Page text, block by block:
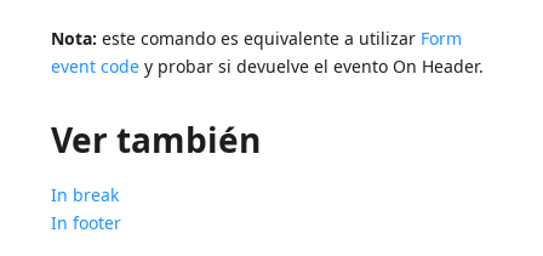
Nota: este comando es equivalente a utilizar Form
event code y probar si devuelve el evento On Header.
Ver también
In break
In footer